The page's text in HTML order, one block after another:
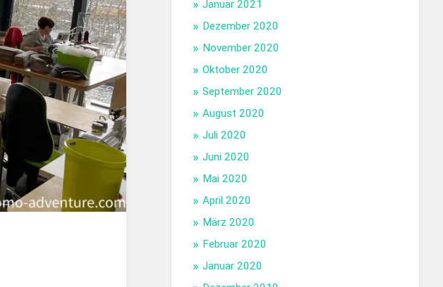
Januar 2021
Dezember 2020
November 2020
Oktober 2020
September 2020
August 2020
Juli 2020
Juni 2020
Mai 2020
April 2020
März 2020
Februar 2020
Januar 2020